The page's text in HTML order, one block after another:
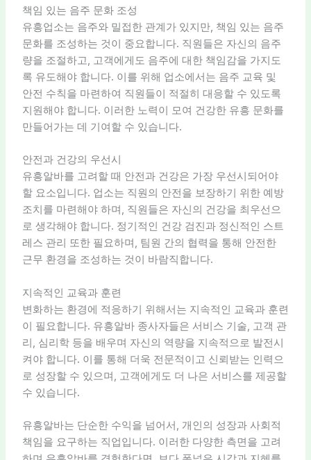
책임 있는 음주 문화 조성
유흥업소는 음주와 밀접한 관계가 있지만, 책임 있는 음주
문화를 조성하는 것이 중요합니다. 직원들은 자신의 음주
량을 조절하고, 고객에게도 음주에 대한 책임감을 가지도
록 유도해야 합니다. 이를 위해 업소에서는 음주 교육 및
안전 수칙을 마련하여 직원들이 적절히 대응할 수 있도록
지원해야 합니다. 이러한 노력이 모여 건강한 유흥 문화를
만들어가는 데 기여할 수 있습니다.
안전과 건강의 우선시
유흥알바를 고려할 때 안전과 건강은 가장 우선시되어야
할 요소입니다. 업소는 직원의 안전을 보장하기 위한 예방
조치를 마련해야 하며, 직원들은 자신의 건강을 최우선으
로 생각해야 합니다. 정기적인 건강 검진과 정신적인 스트
레스 관리 또한 필요하며, 팀원 간의 협력을 통해 안전한
근무 환경을 조성하는 것이 바람직합니다.
지속적인 교육과 훈련
변화하는 환경에 적응하기 위해서는 지속적인 교육과 훈련
이 필요합니다. 유흥알바 종사자들은 서비스 기술, 고객 관
리, 심리학 등을 배우며 자신의 역량을 지속적으로 발전시
켜야 합니다. 이를 통해 더욱 전문적이고 신뢰받는 인력으
로 성장할 수 있으며, 고객에게도 더 나은 서비스를 제공할
수 있습니다.
유흥알바는 단순한 수익을 넘어서, 개인의 성장과 사회적
책임을 요구하는 직업입니다. 이러한 다양한 측면을 고려